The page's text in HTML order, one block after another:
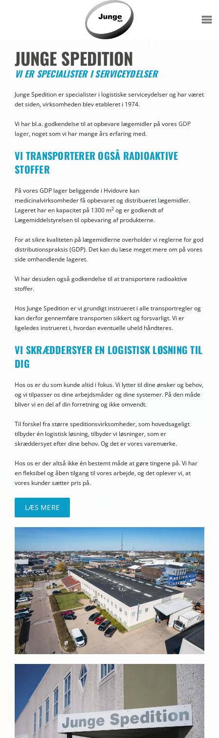
JUNGE SPEDITION
VI ER SPECIALISTER I SERVICEYDELSER
Junge Spedition er specialister i logistiske serviceydelser og har været
det siden, virksomheden blev etableret i 1974.
Vi har bl.a. godkendelse til at opbevare lægemidler på voresGDP
lager, noget som vi har mange års erfaring med.
VI TRANSPORTERER OGSÅ RADIOAKTIVE
STOFFER
På vores GDP lager beliggende i Hvidovre kan
medicinalvirksomheder få opbevaret og distribueret lægemidler.
Lageret har en kapacitet på 1300 m2 og er godkendt af
Lægemiddelstyrelsen til opbevaring af produkterne.
For at sikre kvaliteten på lægemidlerne overholder vi reglerne for god
distributionspraksis (GDP). Det kan du læse meget mere om på vores
side omhandlende lageret.
Vi har desuden også godkendelse til at transportere radioaktive
stoffer.
Hos Junge Spedition er vi grundigt instrueret i alle transportregler og
kan derfor gennemføre transporten sikkert og forsvarligt. Vi er
ligeledes instrueret i, hvordan eventuelle uheld håndteres.
VI SKRÆDDERSYER EN LOGISTISK LØSNING TIL
DIG
Hos os er du som kunde altid i fokus. Vi lytter til dine ønsker og behov,
og vi tilpasser os dine arbejdsmåder og dine systemer. På den måde
bliver vi en del af din forretning og ikke omvendt.
Til forskel fra større speditionsvirksomheder, som hovedsageligt
tilbyder én logistisk løsning, tilbyder vi løsninger, som er
skræddersyet efter dine behov. Og det er vores varemærke.
Hos os er der altså ikke én bestemt måde at gøre tingene på. Vi har
en fleksibel og åben tilgang til vores arbejde, og det oplever vi, at
vores kunder sætter pris på.
LÆS MERE